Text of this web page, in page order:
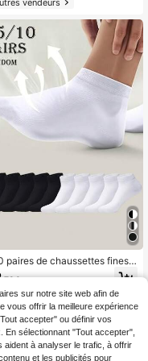
pour un usage quotid
vendeurs
paires de chaussettes fines e
à coupe basse noires e
vacances et activité
,78€
vendeurs
sur notre site web afin de
vous offrir la meilleure expérience
accepter" ou définir vos
sélectionnant "Tout accepter",
aident à analyser le trafic, à offrir
et les publicités pour